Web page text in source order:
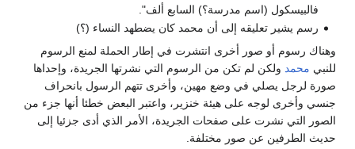
فالبيسكول (اسم مدرسة؟) السابع ألف".
رسم يشير تعليقه إلى أن محمد كان يضطهد النساء (؟)
وهناك رسوم أو صور أخرى انتشرت في إطار الحملة لمنع الرسوم
للنبي محمد ولكن لم تكن من الرسوم التي نشرتها الجريدة، وإحداها
صورة لرجل يصلي في وضع مهين، وأخرى تتهم الرسول بانحراف
جنسي وأخرى لوجه على هيئة خنزير، واعتبر البعض خطئا أنها جزء من
الصور التي نشرت على صفحات الجريدة، الأمر الذي أدى جزئيا إلى
حديث الطرفين عن صور مختلفة.